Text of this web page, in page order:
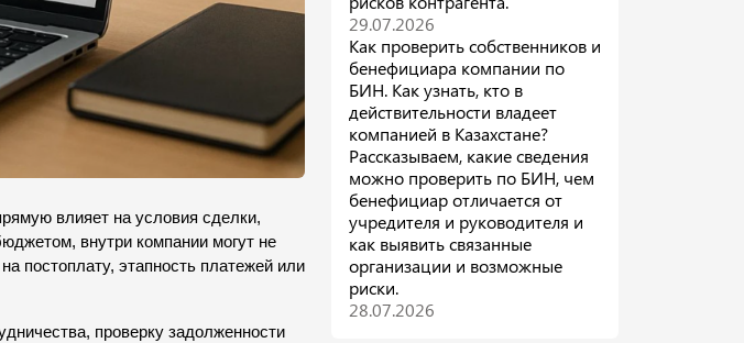
влияет на условия сделки,
внутри компании могут не
постоплату, этапность платежей или
проверку задолженности
29.07.2026
Как проверить собственников и
бенефициара компании по
БИН. Как узнать, кто в
действительности владеет
компанией в Казахстане?
Рассказываем, какие сведения
можно проверить по БИН, чем
бенефициар отличается от
учредителя и руководителя и
как выявить связанные
организации и возможные
риски.
28.07.2026